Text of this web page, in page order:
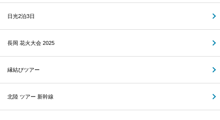
日光2泊3日
長岡 花火大会 2025
縁結びツアー
北陸 ツアー 新幹線